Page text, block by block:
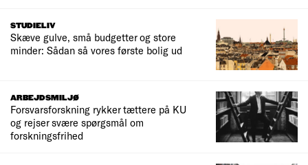
STUDIELIV
Skæve gulve, små budgetter og store
minder: Sådan så vores første bolig ud
ARBEJDSMILJØ
Forsvarsforskning rykker tættere på KU
og rejser svære spørgsmål om
forskningsfrihed